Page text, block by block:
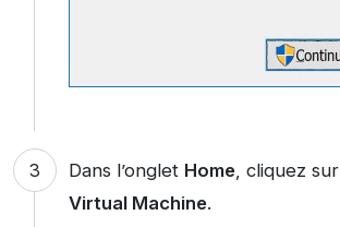
Dans l’onglet Home, cliquez sur
Virtual Machine.